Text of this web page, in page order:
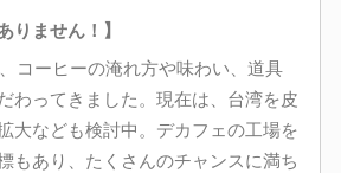
りません！】
コーヒーの淹れ方や味わい、道具
わってきました。現在は、台湾を皮
大なども検討中。デカフェの工場を
もあり、たくさんのチャンスに満ち